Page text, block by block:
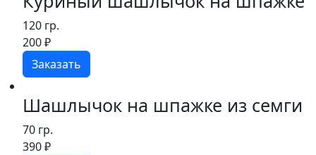
120 гр.
200₽
Заказать
Шашлычок на шпажке из семги
70 гр.
390₽